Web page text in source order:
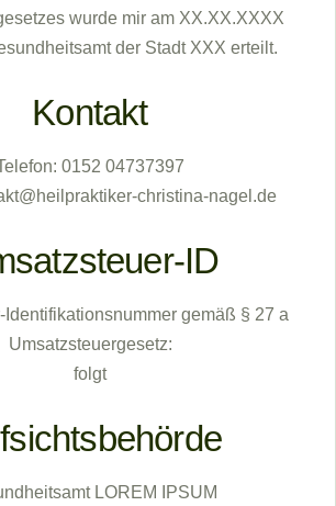
wurde mir am XX.XX.XXXX
der Stadt XXX erteilt.
Kontakt
0152 04737397
christina-nagel.de
ID
Identifikationsnummer gemäß § 27 a
Umsatzsteuergesetz:
folgt
LOREM IPSUM